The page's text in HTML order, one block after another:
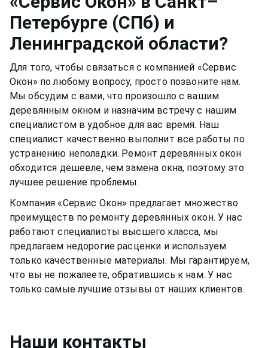
и регулировку окна, а также смазывать дверные
механизмы при необходимости.
Петербурге (СПб) и
Ленинградской области?
Для того, чтобы связаться с компанией «Сервис
Окон» по любому вопросу, просто позвоните нам.
Мы обсудим с вами, что произошло с вашим
деревянным окном и назначим встречу с нашим
специалистом в удобное для вас время. Наш
специалист качественно выполнит все работы по
устранению неполадки. Ремонт деревянных окон
обходится дешевле, чем замена окна, поэтому это
лучшее решение проблемы.
Компания «Сервис Окон» предлагает множество
преимуществ по ремонту деревянных окон. У нас
работают специалисты высшего класса, мы
предлагаем недорогие расценки и используем
только качественные материалы. Мы гарантируем,
что вы не пожалеете, обратившись к нам. У нас
только самые лучшие отзывы от наших клиентов.
Наши контакты